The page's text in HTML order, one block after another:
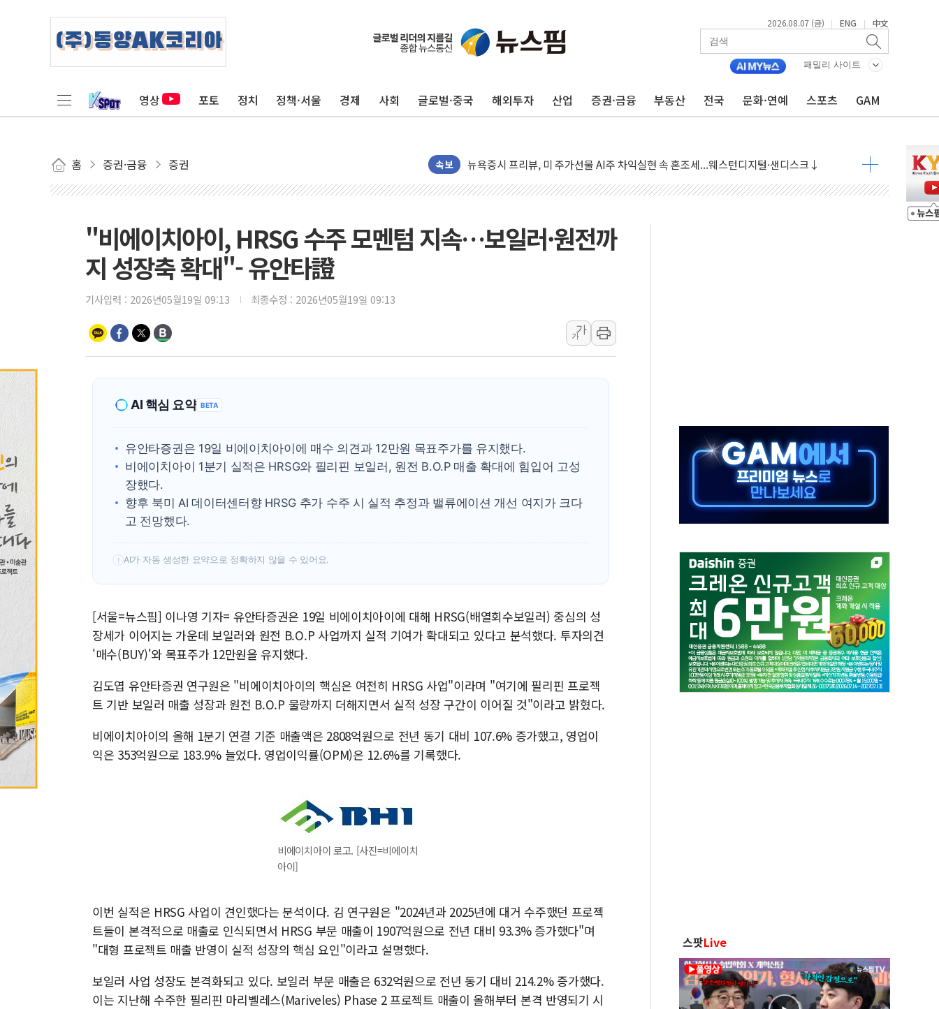
2026.08.07 (금) | ENG | 中文
패밀리 사이트
영상 포토 정치 정책·서울 경제 사회 글로벌·중국 해외투자 산업 증권·금융 부동산 전국 문화·연예 스포츠 GAM
홈 증권·금융 증권 속보
유럽증시, 견조한 실적 소화하며 대부분 상승… "2분기 기업 순이익 21% 증가" 전망
리투아니아 국방 "러, 우크라 드론으로 나토 회원국 공격 검토… 거짓 깃발 작전"
뉴욕증시 개장 전 특징주...모더나·아이온큐·도어대시↑ VS 샌디스크·피그마·앱러빈↓
김정관 장관 "영업이익 N% 성과급 반대…상법·자본시장법 개정 논의"
청와대, 북한 단거리 탄도미사일 발사에 긴급 안보 점검회의
금값 7주 만에 최고…美 고용 둔화·호르무즈 재개방 기대에 강세
러, 1인칭시점 드론으로 우크라 민간인 '사파리' 공격… 시민들 공포감 극대화 전략
[베트남 증시] 지수 하락 속 'DGC' 임시 주총 기대감에 홀로 상한가…마진 잔액은 사상 최고
해군 1함대 창설 80주년…지역과 함께하는 '선봉'의 대민 봉사
[3보] 북, 원산서 동해로 단거리 탄도미사일 1발 발사… 올해 10번째·42일 만 도발
구미 폐염산처리업체서 불 2시간30여분만에 진화...외국인 노동자 숨져
"비에이치아이, HRSG 수주 모멘텀 지속…보일러·원전까
지 성장축 확대"- 유안타證
기사입력 : 2026년05월19일 09:13 최종수정 : 2026년05월19일 09:13
가
가
AI 핵심 요약 BETA
유안타증권은 19일 비에이치아이에 매수 의견과 12만원 목표주가를 유지했다.
비에이치아이 1분기 실적은 HRSG와 필리핀 보일러, 원전 B.O.P 매출 확대에 힘입어 고성
장했다.
향후 북미 AI 데이터센터향 HRSG 추가 수주 시 실적 추정과 밸류에이션 개선 여지가 크다
고 전망했다.
! AI가 자동 생성한 요약으로 정확하지 않을 수 있어요.
[서울=뉴스핌] 이나영 기자= 유안타증권은 19일 비에이치아이에 대해 HRSG(배열회수보일러) 중심의 성
장세가 이어지는 가운데 보일러와 원전 B.O.P 사업까지 실적 기여가 확대되고 있다고 분석했다. 투자의견
'매수(BUY)'와 목표주가 12만원을 유지했다.
김도엽 유안타증권 연구원은 "비에이치아이의 핵심은 여전히 HRSG 사업"이라며 "여기에 필리핀 프로젝
트 기반 보일러 매출 성장과 원전 B.O.P 물량까지 더해지면서 실적 성장 구간이 이어질 것"이라고 밝혔다.
비에이치아이의 올해 1분기 연결 기준 매출액은 2808억원으로 전년 동기 대비 107.6% 증가했고, 영업이
익은 353억원으로 183.9% 늘었다. 영업이익률(OPM)은 12.6%를 기록했다.
비에이치아이 로고. [사진=비에이치
아이]
이번 실적은 HRSG 사업이 견인했다는 분석이다. 김 연구원은 "2024년과 2025년에 대거 수주했던 프로젝
트들이 본격적으로 매출로 인식되면서 HRSG 부문 매출이 1907억원으로 전년 대비 93.3% 증가했다"며
"대형 프로젝트 매출 반영이 실적 성장의 핵심 요인"이라고 설명했다.
보일러 사업 성장도 본격화되고 있다. 보일러 부문 매출은 632억원으로 전년 동기 대비 214.2% 증가했다.
이는 지난해 수주한 필리핀 마리벨레스(Mariveles) Phase 2 프로젝트 매출이 올해부터 본격 반영되기 시
스팟Live